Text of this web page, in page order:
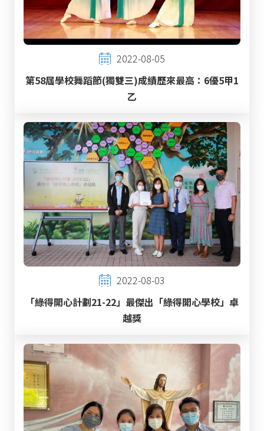
2022-08-05
第58屆學校舞蹈節(獨雙三)成績歷來最高：6優5甲1
乙
2022-08-03
「綠得開心計劃21-22」最傑出「綠得開心學校」卓
越獎